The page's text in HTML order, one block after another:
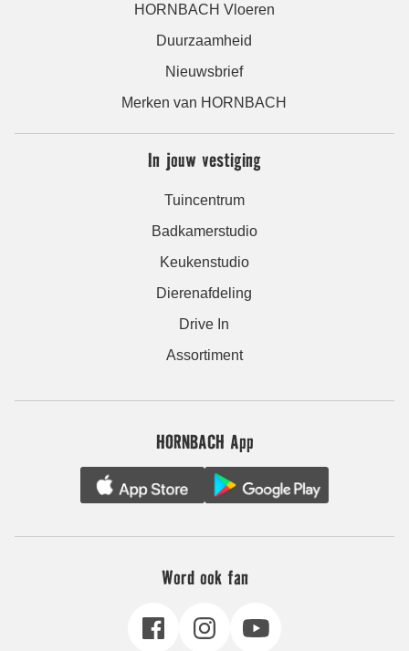
HORNBACH Vloeren
Duurzaamheid
Nieuwsbrief
Merken van HORNBACH
In jouw vestiging
Tuincentrum
Badkamerstudio
Keukenstudio
Dierenafdeling
Drive In
Assortiment
HORNBACH App
Word ook fan